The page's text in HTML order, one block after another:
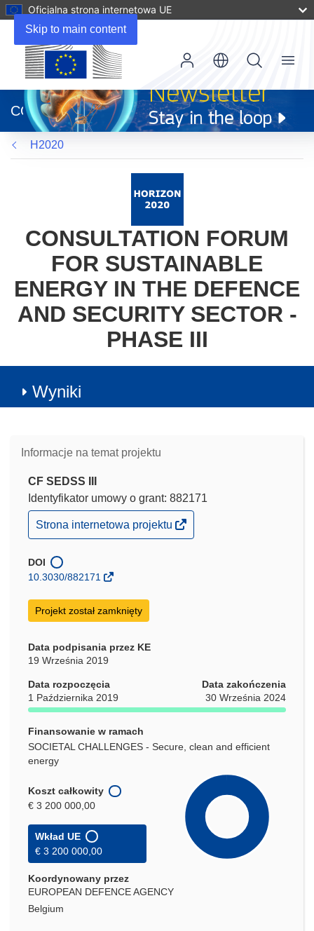
Skip to main content
Oficjalna strona internetowa UE
otworzy
się
w
nowym
oknie)
CORDIS
Menu
H2020
CONSULTATION FORUM
FOR SUSTAINABLE
ENERGY IN THE DEFENCE
AND SECURITY SECTOR -
PHASE III
Wyniki
Informacje na temat projektu
CF SEDSS III
Identyfikator umowy o grant: 882171
(odnośnik
otworzy
w
nowym
Strona internetowa projektu
DOI
10.3030/882171
Projekt został zamknięty
Data podpisania przez KE
19 Września 2019
Data rozpoczęcia
1 Października 2019
Data zakończenia
30 Września 2024
Finansowanie w ramach
SOCIETAL CHALLENGES - Secure, clean and efficient
energy
Koszt całkowity
€ 3 200 000,00
Wkład UE
€ 3 200 000,00
Koordynowany przez
EUROPEAN DEFENCE AGENCY
Belgium